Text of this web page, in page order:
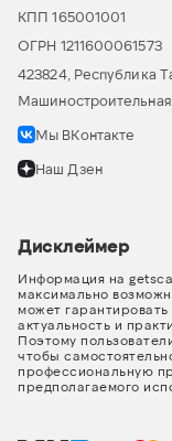
КПП 165001001
ОГРН 1211600061573
423824, Республика
Мы ВКонтакте
Наш Дзен
Дисклеймер
Информация на
максимально
может гарантировать
актуальность и
Поэтому
чтобы
профессиональную
предполагаемого